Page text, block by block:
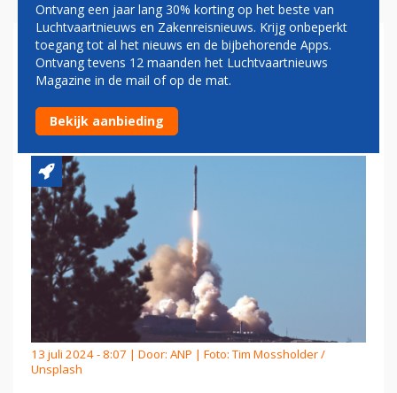
FAA HOUDT SPACEX-RAKET
AAN DE GROND NA MISLUKTE
LANCERING
13 juli 2024 - 8:07 | Door: ANP | Foto: Tim Mossholder /
Unsplash
Ontvang een jaar lang 30% korting op het beste van
Luchtvaartnieuws en Zakenreisnieuws. Krijg onbeperkt
toegang tot al het nieuws en de bijbehorende Apps.
Ontvang tevens 12 maanden het Luchtvaartnieuws
Magazine in de mail of op de mat.
Bekijk aanbieding